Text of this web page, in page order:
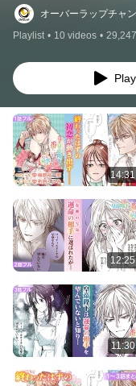
ので秘密です
オーバーラップチャ
Playlist • 10 videos •
14:31
12:25
11:30